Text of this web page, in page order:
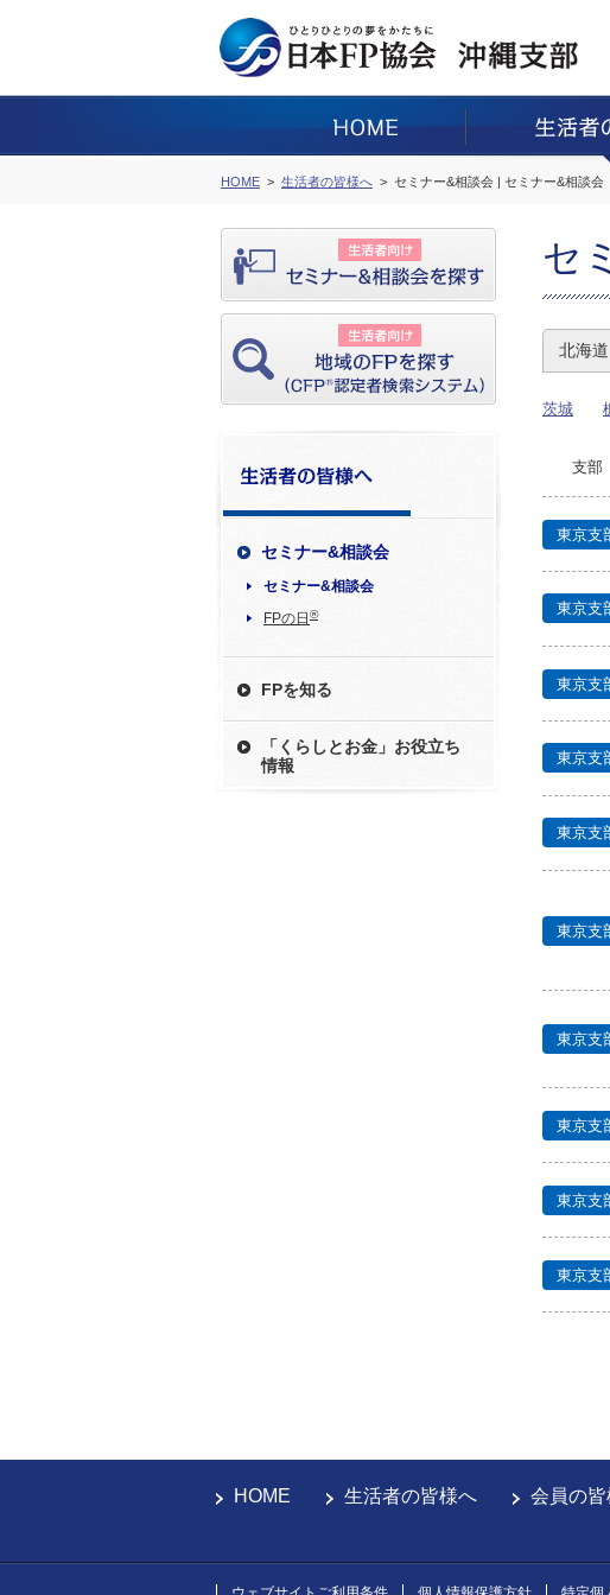
HOME 生活者の皆様へ セミナー&相談会 | セミナー&相談会
セミナー&相談会
セミナー&相談会
FPの日 ®
FPを知る
「くらしとお金」お役立ち
情報
セ
北海道
茨城
支部
東京支
東京支
東京支
東京支
東京支
東京支
東京支
東京支
東京支
東京支
HOME 生活者の皆様へ 会員の